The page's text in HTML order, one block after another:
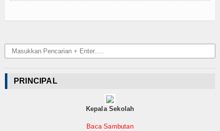
Pemasaran
Berita
PRINCIPAL
Kepala Sekolah
Baca Sambutan